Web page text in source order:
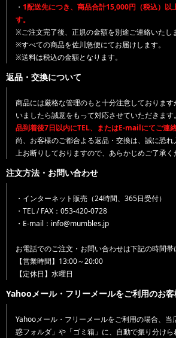
・ 1配送先につき、商品合計15,000円（税込）以
す。
※ご注文完了後、正規の金額を別途ご連絡いたし
※すべての商品を佐川急便にてお届けします。
※送料は税込の金額となります。
返品・交換について
商品には厳格な管理のもと十分注意しておりま
いましたら誠意をもって対応させていただきます
品到着後7日以内にTEL、またはE-mailにてご連絡
尚、お客様のご都合よる返品・交換は、誠に恐
上お断りしておりますので、あらかじめご了承く
注文方法・お問い合わせ
・インターネット販売（24時間、365日受付）
・TEL / FAX：053-420-0728
・E-mail：info@mumbles.jp
お電話でのご注文・お問い合わせは下記の時間帯
【営業時間】13:00～20:00
【定休日】水曜日
Yahooメール・フリーメールをご利用のお
Yahooメール・フリーメールをご利用の場合、当
惑フォルダ」や「ゴミ箱」に、自動で振り分けら